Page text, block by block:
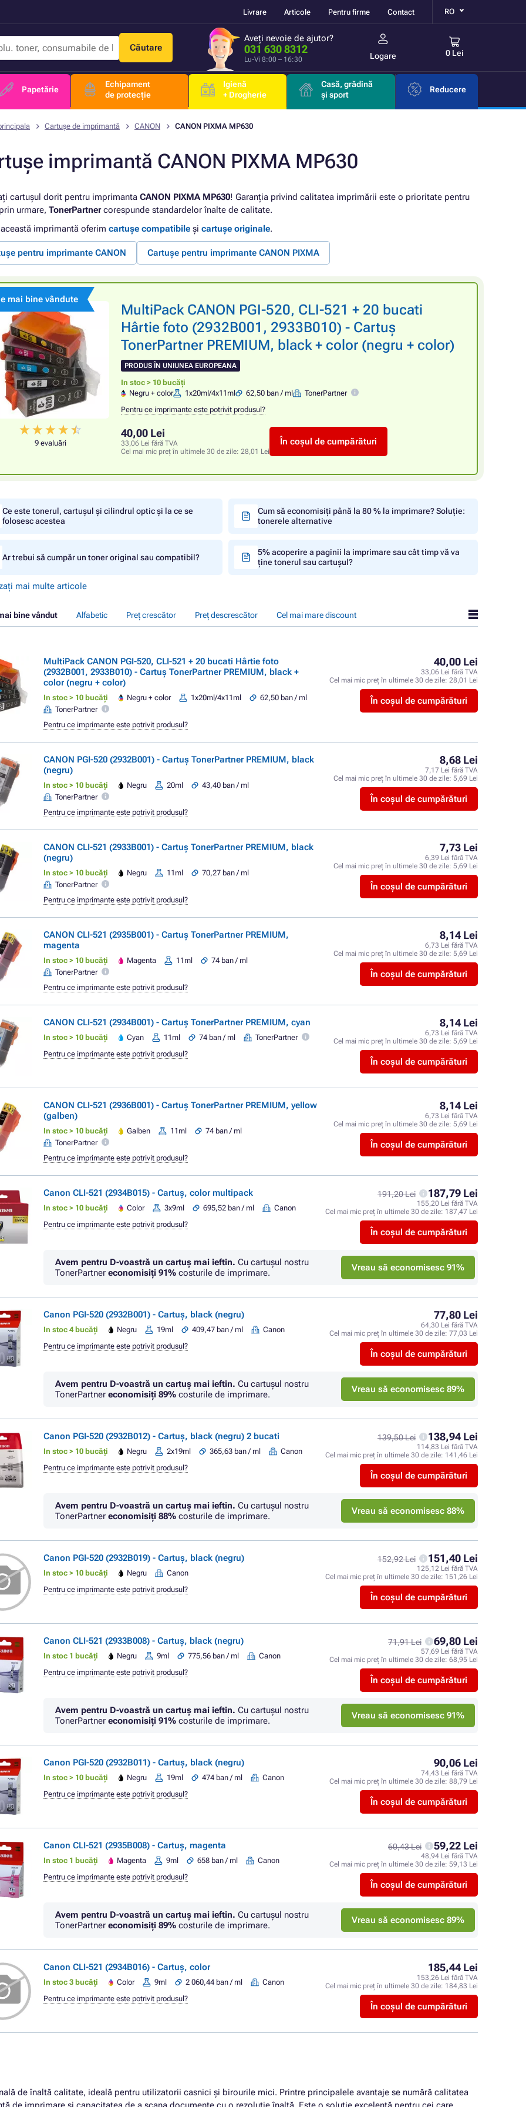
Livrare Articole Pentru firme Contact RO
Căutare
Aveți nevoie de ajutor?
031 630 8312
Lu-Vi 8:00 – 16:30 Logare 0 Lei
Papetărie
Echipament
de protecție
Igienă
+ Drogherie
Casă, grădină
și sport
Reducere
Cartușe de imprimantă CANON CANON PIXMA MP630
imprimantă CANON PIXMA MP630
cartușul dorit pentru imprimanta CANON PIXMA MP630! Garanția privind calitatea imprimării este o prioritate pentru
urmare, TonerPartnercorespunde standardelor înalte de calitate.
imprimantă oferim cartușe compatibile și cartușe originale.
pentru imprimante CANON Cartușe pentru imprimante CANON PIXMA
mai bine vândute
9 evaluări
MultiPack CANON PGI-520, CLI-521 + 20 bucati
Hârtie foto (2932B001, 2933B010) - Cartuș
TonerPartner PREMIUM, black + color (negru + color)
PRODUS ÎN UNIUNEA EUROPEANA
In stoc > 10 bucăți
Negru + color
1x20ml/4x11ml 62,50 ban / ml
TonerPartner
Pentru ce imprimante este potrivit produsul?
40,00 Lei
33,06 Lei fără TVA
Cel mai mic preț în ultimele 30 de zile: 28,01 Lei
În coșul de cumpărături
Ce este tonerul, cartușul și cilindrul optic și la ce se
folosesc acestea
Cum să economisiți până la 80 % la imprimare? Soluție:
tonerele alternative
Ar trebui să cumpăr un toner original sau compatibil?
5% acoperire a paginii la imprimare sau cât timp vă va
ține tonerul sau cartușul?
mai multe articole
bine vândut Alfabetic Preț crescător Preț descrescător Cel mai mare discount
MultiPack CANON PGI-520, CLI-521 + 20 bucati Hârtie foto
(2932B001, 2933B010) - Cartuș TonerPartner PREMIUM, black +
color (negru + color)
In stoc > 10 bucăți Negru + color 1x20ml/4x11ml
62,50 ban / ml
TonerPartner
40,00 Lei
33,06 Lei fără TVA
Cel mai mic preț în ultimele 30 de zile: 28,01 Lei
În coșul de cumpărături
Pentru ce imprimante este potrivit produsul?
CANON PGI-520 (2932B001) - Cartuș TonerPartner PREMIUM, black
(negru)
In stoc > 10 bucăți Negru 20ml
43,40 ban / ml
TonerPartner
8,68 Lei
7,17 Lei fără TVA
Cel mai mic preț în ultimele 30 de zile: 5,69 Lei
În coșul de cumpărături
Pentru ce imprimante este potrivit produsul?
CANON CLI-521 (2933B001) - Cartuș TonerPartner PREMIUM, black
(negru)
In stoc > 10 bucăți Negru 11ml
70,27 ban / ml
TonerPartner
7,73 Lei
6,39 Lei fără TVA
Cel mai mic preț în ultimele 30 de zile: 5,69 Lei
În coșul de cumpărături
Pentru ce imprimante este potrivit produsul?
CANON CLI-521 (2935B001) - Cartuș TonerPartner PREMIUM,
magenta
In stoc > 10 bucăți Magenta 11ml
74 ban / ml
TonerPartner
8,14 Lei
6,73 Lei fără TVA
Cel mai mic preț în ultimele 30 de zile: 5,69 Lei
În coșul de cumpărături
Pentru ce imprimante este potrivit produsul?
CANON CLI-521 (2934B001) - Cartuș TonerPartner PREMIUM, cyan
In stoc > 10 bucăți Cyan 11ml 74 ban / ml TonerPartner
8,14 Lei
6,73 Lei fără TVA
Cel mai mic preț în ultimele 30 de zile: 5,69 Lei
În coșul de cumpărături
Pentru ce imprimante este potrivit produsul?
CANON CLI-521 (2936B001) - Cartuș TonerPartner PREMIUM, yellow
(galben)
In stoc > 10 bucăți Galben 11ml
74 ban / ml
TonerPartner
8,14 Lei
6,73 Lei fără TVA
Cel mai mic preț în ultimele 30 de zile: 5,69 Lei
În coșul de cumpărături
Pentru ce imprimante este potrivit produsul?
Canon CLI-521 (2934B015) - Cartuș, color multipack
In stoc > 10 bucăți Color 3x9ml 695,52 ban / ml Canon
191,20 Lei 187,79 Lei
155,20 Lei fără TVA
Cel mai mic preț în ultimele 30 de zile: 187,47 Lei
În coșul de cumpărături
Pentru ce imprimante este potrivit produsul?
Avem pentru D-voastră un cartuș mai ieftin. Cu cartuşul nostru
TonerPartner economisiţi 91% costurile de imprimare. Vreau să economisesc 91%
Canon PGI-520 (2932B001) - Cartuș, black (negru)
In stoc 4 bucăți Negru 19ml 409,47 ban / ml Canon
77,80 Lei
64,30 Lei fără TVA
Cel mai mic preț în ultimele 30 de zile: 77,03 Lei
În coșul de cumpărături
Pentru ce imprimante este potrivit produsul?
Avem pentru D-voastră un cartuș mai ieftin. Cu cartuşul nostru
TonerPartner economisiţi 89% costurile de imprimare. Vreau să economisesc 89%
Canon PGI-520 (2932B012) - Cartuș, black (negru) 2 bucati
In stoc > 10 bucăți Negru 2x19ml 365,63 ban / ml Canon
139,50 Lei 138,94 Lei
114,83 Lei fără TVA
Cel mai mic preț în ultimele 30 de zile: 141,46 Lei
În coșul de cumpărături
Pentru ce imprimante este potrivit produsul?
Avem pentru D-voastră un cartuș mai ieftin. Cu cartuşul nostru
TonerPartner economisiţi 88% costurile de imprimare. Vreau să economisesc 88%
Canon PGI-520 (2932B019) - Cartuș, black (negru)
In stoc > 10 bucăți Negru Canon
152,92 Lei 151,40 Lei
125,12 Lei fără TVA
Cel mai mic preț în ultimele 30 de zile: 151,26 Lei
În coșul de cumpărături
Pentru ce imprimante este potrivit produsul?
Canon CLI-521 (2933B008) - Cartuș, black (negru)
In stoc 1 bucăți Negru 9ml 775,56 ban / ml Canon
71,91 Lei 69,80 Lei
57,69 Lei fără TVA
Cel mai mic preț în ultimele 30 de zile: 68,95 Lei
În coșul de cumpărături
Pentru ce imprimante este potrivit produsul?
Avem pentru D-voastră un cartuș mai ieftin. Cu cartuşul nostru
TonerPartner economisiţi 91% costurile de imprimare. Vreau să economisesc 91%
Canon PGI-520 (2932B011) - Cartuș, black (negru)
In stoc > 10 bucăți Negru 19ml 474 ban / ml Canon
90,06 Lei
74,43 Lei fără TVA
Cel mai mic preț în ultimele 30 de zile: 88,79 Lei
În coșul de cumpărături
Pentru ce imprimante este potrivit produsul?
Canon CLI-521 (2935B008) - Cartuș, magenta
In stoc 1 bucăți Magenta 9ml 658 ban / ml Canon
60,43 Lei 59,22 Lei
48,94 Lei fără TVA
Cel mai mic preț în ultimele 30 de zile: 59,13 Lei
În coșul de cumpărături
Pentru ce imprimante este potrivit produsul?
Avem pentru D-voastră un cartuș mai ieftin. Cu cartuşul nostru
TonerPartner economisiţi 89% costurile de imprimare. Vreau să economisesc 89%
Canon CLI-521 (2934B016) - Cartuș, color
In stoc 3 bucăți Color 9ml 2 060,44 ban / ml Canon
185,44 Lei
153,26 Lei fără TVA
Cel mai mic preț în ultimele 30 de zile: 184,83 Lei
În coșul de cumpărături
Pentru ce imprimante este potrivit produsul?
de înaltă calitate, ideală pentru utilizatorii casnici și birourile mici. Printre principalele avantaje se numără calitatea